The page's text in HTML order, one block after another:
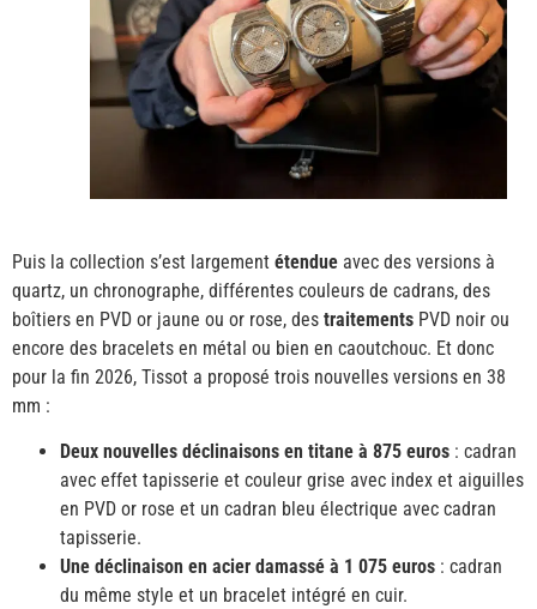
Puis la collection s’est largement étendue avec des versions à
quartz, un chronographe, différentes couleurs de cadrans, des
boîtiers en PVD or jaune ou or rose, des traitements PVD noir ou
encore des bracelets en métal ou bien en caoutchouc. Et donc
pour la fin 2026, Tissot a proposé trois nouvelles versions en 38
mm :
Deux nouvelles déclinaisons en titane à 875 euros : cadran
avec effet tapisserie et couleur grise avec index et aiguilles
en PVD or rose et un cadran bleu électrique avec cadran
tapisserie.
Une déclinaison en acier damassé à 1 075 euros : cadran
du même style et un bracelet intégré en cuir.